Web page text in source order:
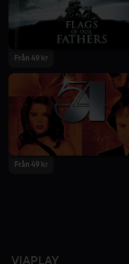
Från 49 kr
Från 49 kr
VIAPLAY